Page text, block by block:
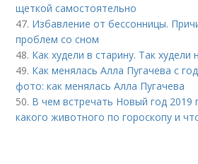
щеткой самостоятельно
47. Избавление от бессонницы.
проблем со сном
48. Как худели в старину. Так худели
49. Как менялась Алла Пугачева с
фото: как менялась Алла Пугачева
50. В чем встречать Новый год 2019
какого животного по гороскопу и